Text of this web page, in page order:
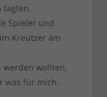
tagten.
Spieler und
Kreutzer am
werden wollten.
was für mich.